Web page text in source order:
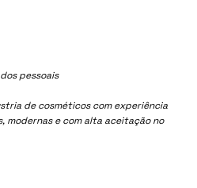
pessoais
de cosméticos com experiência
modernas e com alta aceitação no